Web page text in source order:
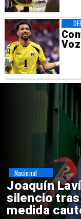
Chile y
reinicio de
consulares
Nacional